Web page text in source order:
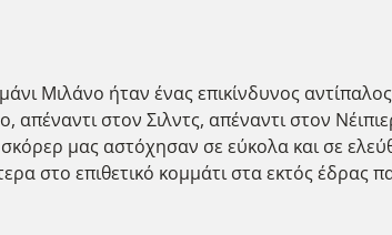
Μιλάνο ήταν ένας επικίνδυνος
στον Σιλντς, απέναντι στον
μας αστόχησαν σε εύκολα και σε
στο επιθετικό κομμάτι στα εκτός έδρας